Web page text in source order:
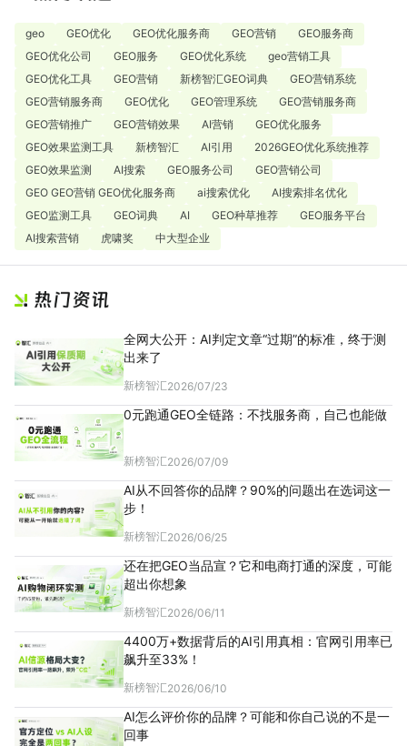
geo GEO优化 GEO优化服务商 GEO营销
GEO服务商
GEO优化公司
GEO服务 GEO优化系统
geo营销工具
GEO优化工具
GEO营销 新榜智汇GEO词典
GEO营销系统
GEO营销服务商
GEO优化 GEO管理系统
GEO营销服务商
GEO营销推广
GEO营销效果 AI营销
GEO优化服务
GEO效果监测工具
新榜智汇 AI引用
2026GEO优化系统推荐
GEO效果监测
AI搜索 GEO服务公司
GEO营销公司
GEO GEO营销 GEO优化服务商
ai搜索优化
AI搜索排名优化
GEO监测工具
GEO词典 AI GEO种草推荐
GEO服务平台
AI搜索营销
虎啸奖 中大型企业
全网大公开：AI判定文章“过期”的标准，终于测
出来了
新榜智汇2026/07/23
0元跑通GEO全链路：不找服务商，自己也能做
新榜智汇2026/07/09
AI从不回答你的品牌？90%的问题出在选词这一
步！
新榜智汇2026/06/25
还在把GEO当品宣？它和电商打通的深度，可能
超出你想象
新榜智汇2026/06/11
4400万+数据背后的AI引用真相：官网引用率已
飙升至33%！
新榜智汇2026/06/10
AI怎么评价你的品牌？可能和你自己说的不是一
回事